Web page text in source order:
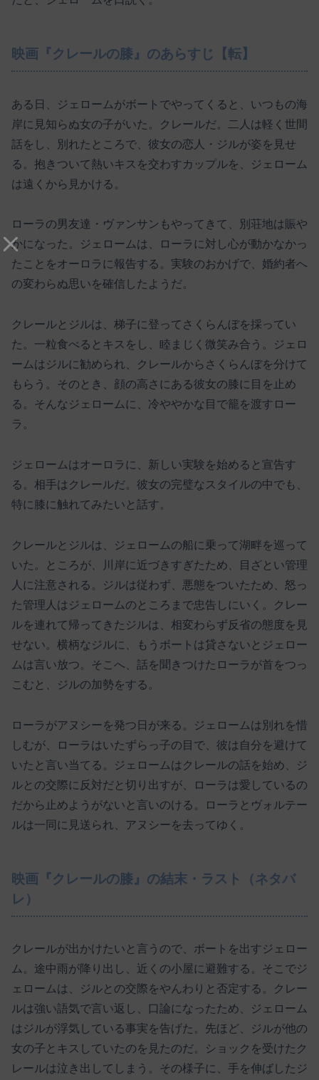
映画『クレールの膝』のあらすじ【転】
ある日、ジェロームがボートでやってくると、いつもの海
岸に見知らぬ女の子がいた。クレールだ。二人は軽く世間
話をし、別れたところで、彼女の恋人・ジルが姿を見せ
る。抱きついて熱いキスを交わすカップルを、ジェローム
は遠くから見かける。
ローラの男友達・ヴァンサンもやってきて、別荘地は賑や
かになった。ジェロームは、ローラに対し心が動かなかっ
たことをオーロラに報告する。実験のおかげで、婚約者へ
の変わらぬ思いを確信したようだ。
クレールとジルは、梯子に登ってさくらんぼを採ってい
た。一粒食べるとキスをし、睦まじく微笑み合う。ジェロ
ームはジルに勧められ、クレールからさくらんぼを分けて
もらう。そのとき、顔の高さにある彼女の膝に目を止め
る。そんなジェロームに、冷ややかな目で籠を渡すロー
ラ。
ジェロームはオーロラに、新しい実験を始めると宣告す
る。相手はクレールだ。彼女の完璧なスタイルの中でも、
特に膝に触れてみたいと話す。
クレールとジルは、ジェロームの船に乗って湖畔を巡って
いた。ところが、川岸に近づきすぎたため、目ざとい管理
人に注意される。ジルは従わず、悪態をついたため、怒っ
た管理人はジェロームのところまで忠告しにいく。クレー
ルを連れて帰ってきたジルは、相変わらず反省の態度を見
せない。横柄なジルに、もうボートは貸さないとジェロー
ムは言い放つ。そこへ、話を聞きつけたローラが首をつっ
こむと、ジルの加勢をする。
ローラがアヌシーを発つ日が来る。ジェロームは別れを惜
しむが、ローラはいたずらっ子の目で、彼は自分を避けて
いたと言い当てる。ジェロームはクレールの話を始め、ジ
ルとの交際に反対だと切り出すが、ローラは愛しているの
だから止めようがないと言いのける。ローラとヴォルテー
ルは一同に見送られ、アヌシーを去ってゆく。
映画『クレールの膝』の結末・ラスト（ネタバ
レ）
クレールが出かけたいと言うので、ボートを出すジェロー
ム。途中雨が降り出し、近くの小屋に避難する。そこでジ
ェロームは、ジルとの交際をやんわりと否定する。クレー
ルは強い語気で言い返し、口論になったため、ジェローム
はジルが浮気している事実を告げた。先ほど、ジルが他の
女の子とキスしていたのを見たのだ。ショックを受けたク
レールは泣き出してしまう。その様子に、手を伸ばしたジ